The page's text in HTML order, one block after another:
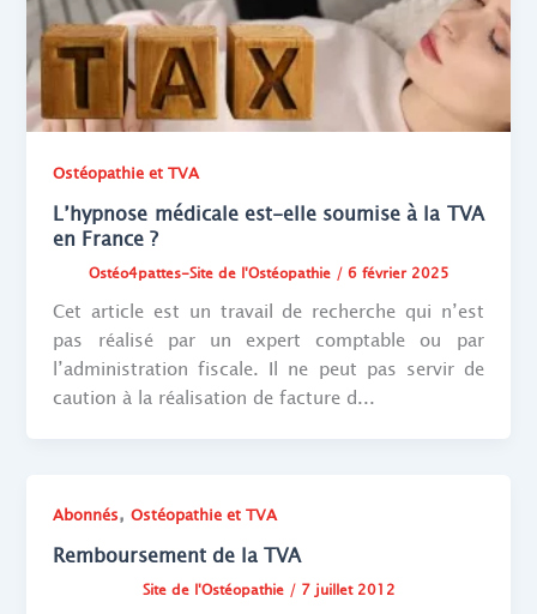
Ostéopathie et TVA
L’hypnose médicale est-elle soumise à la TVA
en France ?
Ostéo4pattes-Site de l'Ostéopathie/ 6 février 2025
Cet article est un travail de recherche qui n’est
pas réalisé par un expert comptable ou par
l’administration fiscale. Il ne peut pas servir de
caution à la réalisation de facture d...
Abonnés,Ostéopathie et TVA
Remboursement de la TVA
Site de l'Ostéopathie/ 7 juillet 2012